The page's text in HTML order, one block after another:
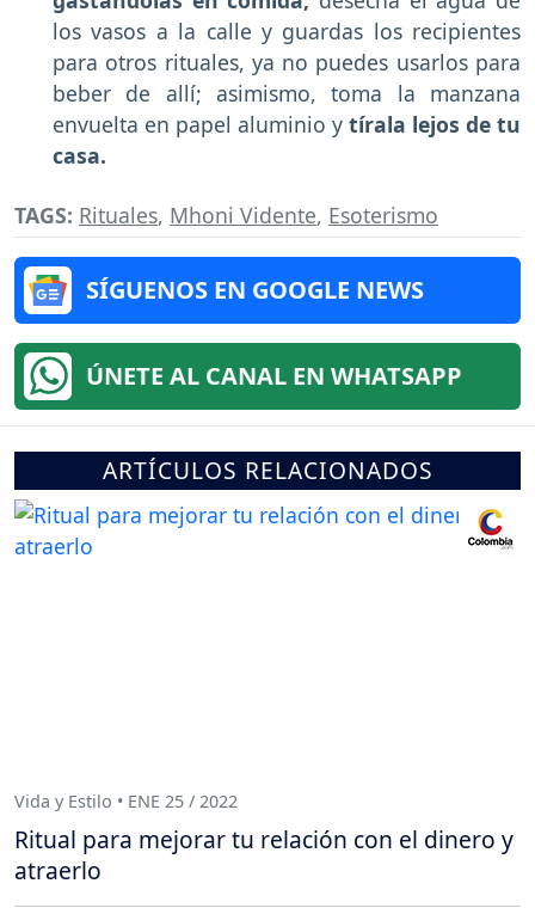
los vasos a la calle y guardas los recipientes
para otros rituales, ya no puedes usarlos para
beber de allí; asimismo, toma la manzana
envuelta en papel aluminio y tírala lejos de tu
casa.
TAGS: Rituales, Mhoni Vidente, Esoterismo
SÍGUENOS EN GOOGLE NEWS
ÚNETE AL CANAL EN WHATSAPP
ARTÍCULOS RELACIONADOS
Vida y Estilo • ENE 25 / 2022
Ritual para mejorar tu relación con el dinero y
atraerlo